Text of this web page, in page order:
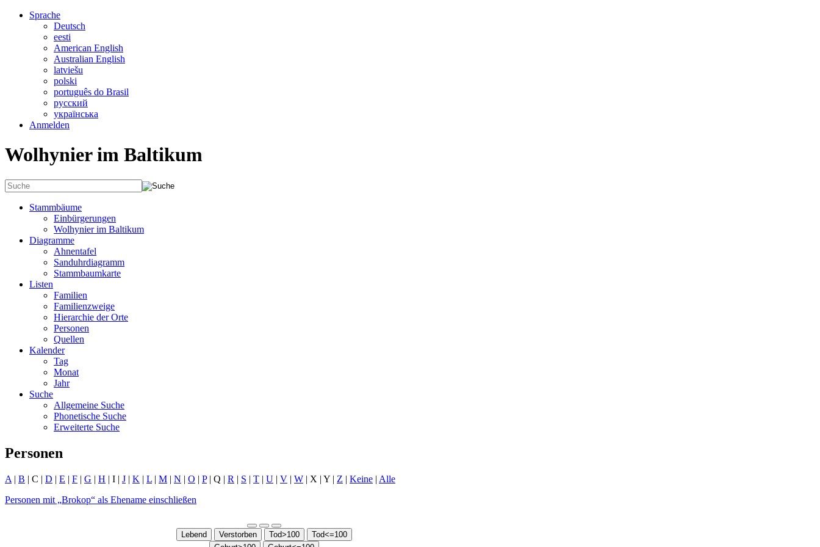
Sprache
Deutsch
eesti
American English
Australian English
latviešu
polski
português do Brasil
русский
українська
Anmelden
Wolhynier im Baltikum
Stammbäume
Einbürgerungen
Wolhynier im Baltikum
Diagramme
Ahnentafel
Sanduhrdiagramm
Stammbaumkarte
Listen
Familien
Familienzweige
Hierarchie der Orte
Personen
Quellen
Kalender
Tag
Monat
Jahr
Suche
Allgemeine Suche
Phonetische Suche
Erweiterte Suche
Personen
A | B | C | D | E | F | G | H | I | J | K | L | M | N | O | P| Q | R | S | T | U | V | W | X | Y | Z | Keine | Alle
Personen mit „Brokop“ als Ehename einschließen
Lebend Verstorben Tod>100
Tod<=100